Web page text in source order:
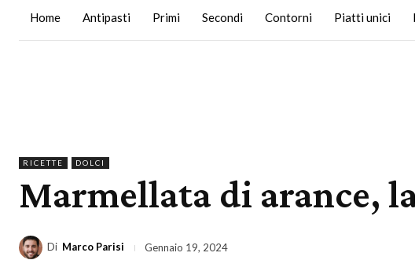
Home Antipasti Primi Secondi Contorni Piatti unici
RICETTE DOLCI
Marmellata di arance,
Di Marco Parisi Gennaio 19, 2024